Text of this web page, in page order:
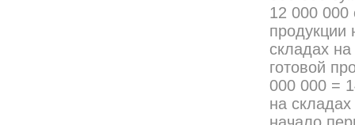
12 000 000
продукции
складах
готовой
000 000 =
на